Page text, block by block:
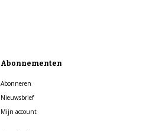
Abonnementen
Abonneren
Nieuwsbrief
Mijn account